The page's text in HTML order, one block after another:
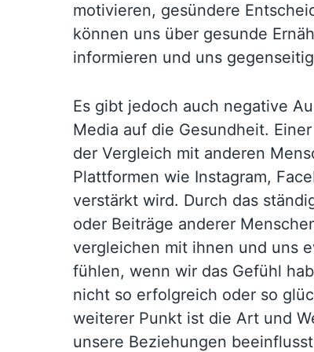
motivieren, gesündere
können uns über gesunde
informieren und uns
Es gibt jedoch auch negative
Media auf die Gesundheit.
der Vergleich mit anderen
Plattformen wie Instagram,
verstärkt wird. Durch das
oder Beiträge anderer
vergleichen mit ihnen und uns
fühlen, wenn wir das Gefühl
nicht so erfolgreich oder so
weiterer Punkt ist die Art und
unsere Beziehungen